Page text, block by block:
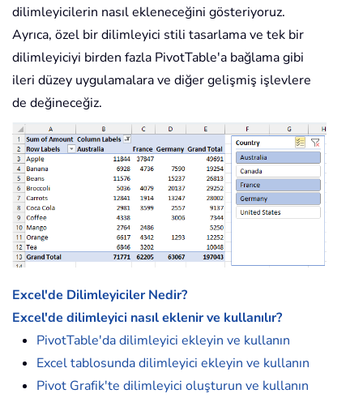
dilimleyicilerin nasıl ekleneceğini gösteriyoruz.
Ayrıca, özel bir dilimleyici stili tasarlama ve tek bir
dilimleyiciyi birden fazla PivotTable'a bağlama gibi
ileri düzey uygulamalara ve diğer gelişmiş işlevlere
de değineceğiz.
Excel'de Dilimleyiciler Nedir?
Excel'de dilimleyici nasıl eklenir ve kullanılır?
PivotTable'da dilimleyici ekleyin ve kullanın
Excel tablosunda dilimleyici ekleyin ve kullanın
Pivot Grafik'te dilimleyici oluşturun ve kullanın